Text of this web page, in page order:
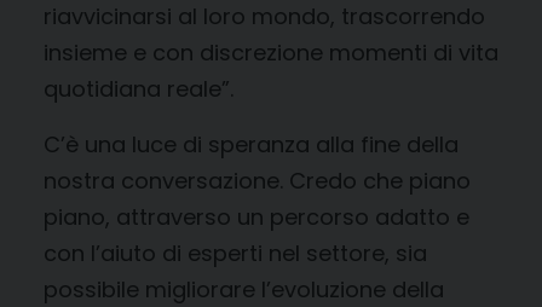
riavvicinarsi al loro mondo, trascorrendo
insieme e con discrezione momenti di vita
quotidiana reale”.
C’è una luce di speranza alla fine della
nostra conversazione. Credo che piano
piano, attraverso un percorso adatto e
con l’aiuto di esperti nel settore, sia
possibile migliorare l’evoluzione della